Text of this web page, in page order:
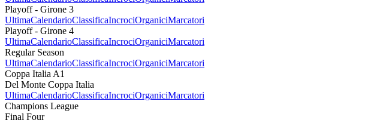
Playoff - Girone 3
UltimaCalendarioClassificaIncrociOrganiciMarcatori
Playoff - Girone 4
UltimaCalendarioClassificaIncrociOrganiciMarcatori
Regular Season
UltimaCalendarioClassificaIncrociOrganiciMarcatori
Coppa Italia A1
Del Monte Coppa Italia
UltimaCalendarioClassificaIncrociOrganiciMarcatori
Champions League
Final Four